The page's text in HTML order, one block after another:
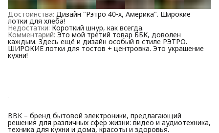
Достоинства: Дизайн "Рэтро 40-х, Америка". Широкие
лотки для хлеба!
Недостатки: Короткий шнур, как всегда.
Комментарий: Это мой третий товар ББК, доволен
каждым. Здесь ещё и дизайн особый в стиле РЭТРО.
ШИРОКИЕ лотки для тостов + центровка. Это украшение
кухни!
BBK – бренд бытовой электроники, предлагающий
решения для различных сфер жизни: видео и аудиотехника,
техника для кухни и дома, красоты и здоровья.